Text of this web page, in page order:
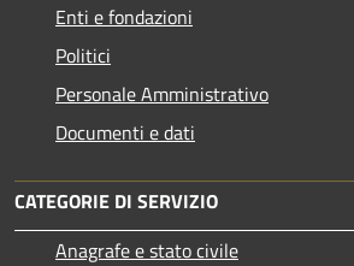
Enti e fondazioni
Politici
Personale Amministrativo
Documenti e dati
CATEGORIE DI SERVIZIO
Anagrafe e stato civile